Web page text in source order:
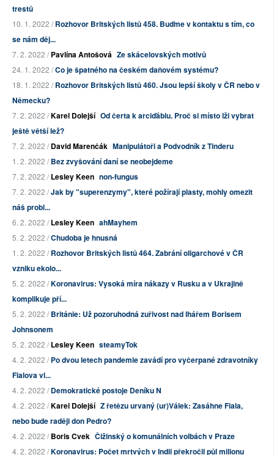
trestů
10. 1. 2022 /Rozhovor Britských listů 458. Buďme v kontaktu s tím, co
se nám děj...
7. 2. 2022 /Pavlína Antošová Ze skácelovských motivů
24. 1. 2022 /Co je špatného na českém daňovém systému?
18. 1. 2022 /Rozhovor Britských listů 460. Jsou lepší školy v ČR nebo v
Německu?
7. 2. 2022 /Karel Dolejší Od čerta k arciďáblu. Proč si místo lži vybrat
ještě větší lež?
7. 2. 2022 /David Marenčák Manipulátoři a Podvodník z Tinderu
1. 2. 2022 /Bez zvyšování daní se neobejdeme
7. 2. 2022 /Lesley Keen non-fungus
7. 2. 2022 /Jak by "superenzymy", které požírají plasty, mohly omezit
náš probl...
6. 2. 2022 /Lesley Keen ahMayhem
5. 2. 2022 /Chudoba je hnusná
1. 2. 2022 /Rozhovor Britských listů 464. Zabrání oligarchové v ČR
vzniku ekolo...
5. 2. 2022 /Koronavirus: Vysoká míra nákazy v Rusku a v Ukrajině
komplikuje pří...
5. 2. 2022 /Británie: Už pozoruhodná zuřivost nad lhářem Borisem
Johnsonem
5. 2. 2022 /Lesley Keen steamyTok
4. 2. 2022 /Po dvou letech pandemie zavádí pro vyčerpané zdravotníky
Fialova vl...
4. 2. 2022 /Demokratické postoje Deníku N
4. 2. 2022 /Karel Dolejší Z řetězu urvaný (ur)Válek: Zasáhne Fiala,
nebo bude raději don Pedro?
4. 2. 2022 /Boris Cvek Čižinský o komunálních volbách v Praze
4. 2. 2022 /Koronavirus: Počet mrtvých v Indii překročil půl milionu